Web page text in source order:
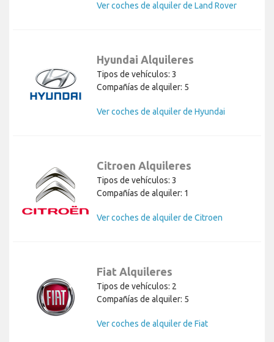
Ver coches de alquiler de Land Rover
Hyundai Alquileres
Tipos de vehículos: 3
Compañías de alquiler: 5
Ver coches de alquiler de Hyundai
Citroen Alquileres
Tipos de vehículos: 3
Compañías de alquiler: 1
Ver coches de alquiler de Citroen
Fiat Alquileres
Tipos de vehículos: 2
Compañías de alquiler: 5
Ver coches de alquiler de Fiat